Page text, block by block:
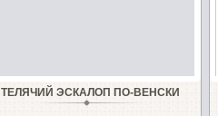
ТЕЛЯЧИЙ ЭСКАЛОП ПО-ВЕНСКИ